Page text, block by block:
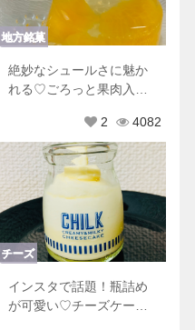
地方銘菓
絶妙なシュールさに魅か
れる♡ごろっと果肉入り
2
4082
チーズ
インスタで話題！瓶詰め
が可愛い♡チーズケーキ